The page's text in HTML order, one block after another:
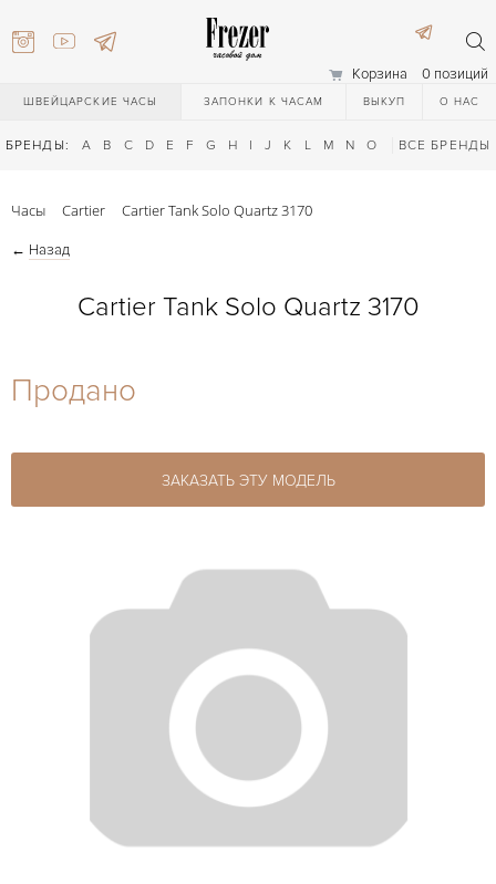
Корзина 0 позиций
ШВЕЙЦАРСКИЕ ЧАСЫ ЗАПОНКИ К ЧАСАМ ВЫКУП О НАС
БРЕНДЫ: A B C D E F G H I J K L M N O Q R S T
ВСЕ БРЕНДЫ
27-44
27-44
Часы Cartier Cartier Tank Solo Quartz 3170
← Назад
Cartier Tank Solo Quartz 3170
Продано
ЗАКАЗАТЬ ЭТУ МОДЕЛЬ